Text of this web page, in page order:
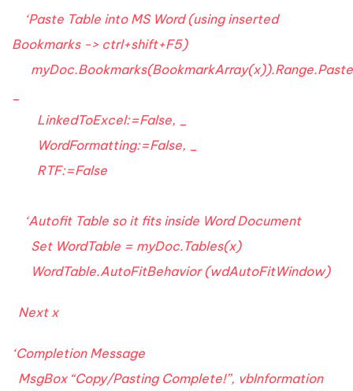
‘Paste Table into MS Word (using inserted
Bookmarks -> ctrl+shift+F5)
LinkedToExcel:=False, _
WordFormatting:=False, _
RTF:=False
‘Autofit Table so it fits inside Word Document
Set WordTable = myDoc.Tables(x)
WordTable.AutoFitBehavior (wdAutoFitWindow)
Next x
‘Completion Message
MsgBox “Copy/Pasting Complete!”, vbInformation